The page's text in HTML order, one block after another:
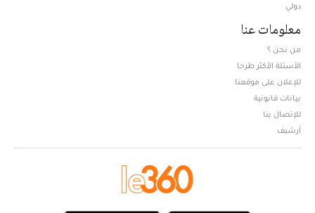
دولي
معلومات عنا
من نحن ؟
الأسئلة الأكثر طرحا
للإعلان على موقعنا
بيانات قانونية
للإتصال بنا
أرشيف